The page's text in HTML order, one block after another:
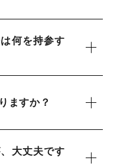
何を持参す
ますか？
大丈夫です